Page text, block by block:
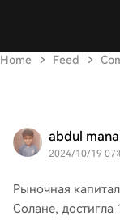
Home Feed
abdul
2024/10/19
Рыночная
Солане,